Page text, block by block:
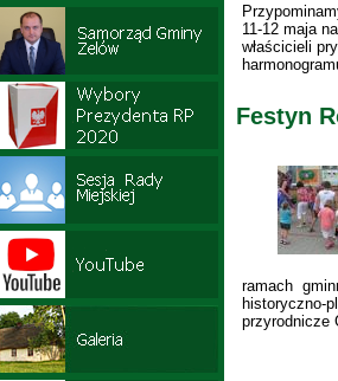
11-12 maja
właścicieli
Festyn
ramach
historyczno-
przyrodnicze